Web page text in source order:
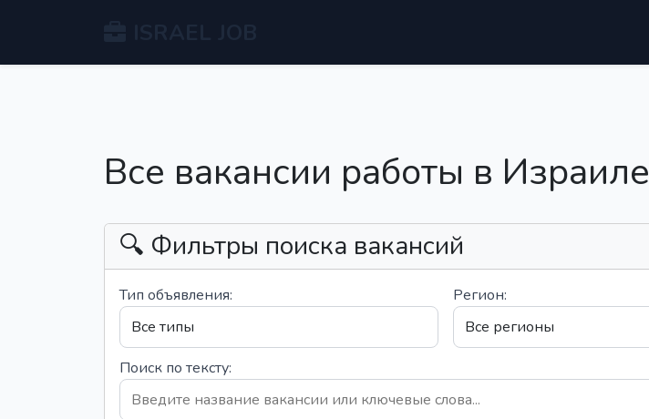
Все вакансии работы в Израиле
🔍 Фильтры поиска вакансий
Тип объявления: Регион:
Поиск по тексту: